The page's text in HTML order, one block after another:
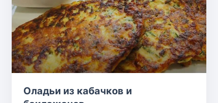
Оладьи из кабачков и